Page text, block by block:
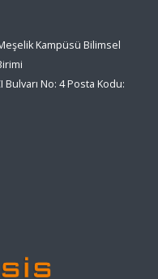
Kampüsü Bilimsel
No: 4 Posta Kodu: